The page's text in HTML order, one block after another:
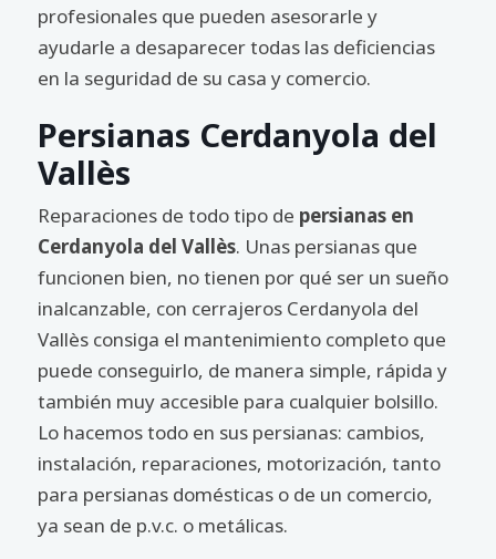
profesionales que pueden asesorarle y
ayudarle a desaparecer todas las deficiencias
en la seguridad de su casa y comercio.
Persianas Cerdanyola del
Vallès
Reparaciones de todo tipo de persianas en
Cerdanyola del Vallès. Unas persianas que
funcionen bien, no tienen por qué ser un sueño
inalcanzable, con cerrajeros Cerdanyola del
Vallès consiga el mantenimiento completo que
puede conseguirlo, de manera simple, rápida y
también muy accesible para cualquier bolsillo.
Lo hacemos todo en sus persianas: cambios,
instalación, reparaciones, motorización, tanto
para persianas domésticas o de un comercio,
ya sean de p.v.c. o metálicas.